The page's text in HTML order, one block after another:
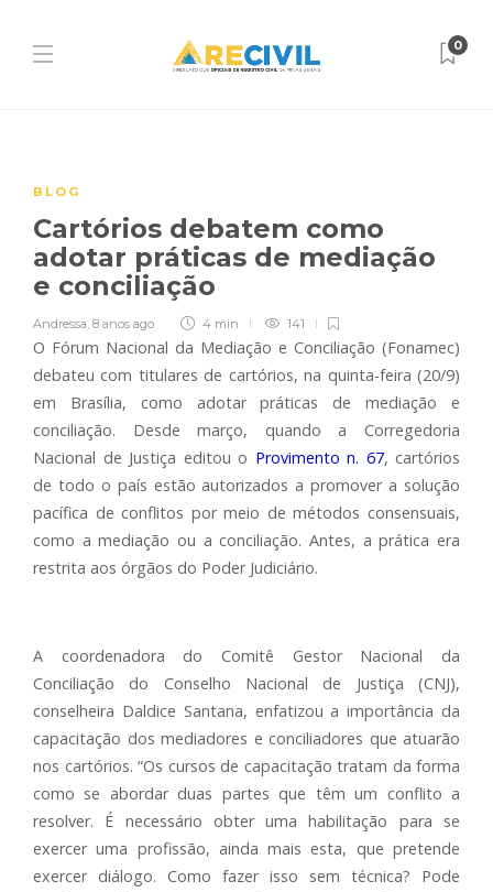
0
BLOG
Cartórios debatem como
adotar práticas de mediação
e conciliação
Andressa, 8 anos ago 4 min 141
O Fórum Nacional da Mediação e Conciliação (Fonamec)
debateu com titulares de cartórios, na quinta-feira (20/9)
em Brasília, como adotar práticas de mediação e
conciliação. Desde março, quando a Corregedoria
Nacional de Justiça editou o Provimento n. 67, cartórios
de todo o país estão autorizados a promover a solução
pacífica de conflitos por meio de métodos consensuais,
como a mediação ou a conciliação. Antes, a prática era
restrita aos órgãos do Poder Judiciário.
A coordenadora do Comitê Gestor Nacional da
Conciliação do Conselho Nacional de Justiça (CNJ),
conselheira Daldice Santana, enfatizou a importância da
capacitação dos mediadores e conciliadores que atuarão
nos cartórios. “Os cursos de capacitação tratam da forma
como se abordar duas partes que têm um conflito a
resolver. É necessário obter uma habilitação para se
exercer uma profissão, ainda mais esta, que pretende
exercer diálogo. Como fazer isso sem técnica? Pode